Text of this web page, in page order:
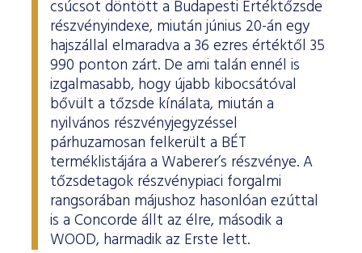
csúcsot döntött a Budapesti Értéktőzsde
részvényindexe, miután június 20-án egy
hajszállal elmaradva a 36 ezres értéktől 35
990 ponton zárt. De ami talán ennél is
izgalmasabb, hogy újabb kibocsátóval
bővült a tőzsde kínálata, miután a
nyilvános részvényjegyzéssel
párhuzamosan felkerült a BÉT
terméklistájára a Waberer’s részvénye. A
tőzsdetagok részvénypiaci forgalmi
rangsorában májushoz hasonlóan ezúttal
is a Concorde állt az élre, második a
WOOD, harmadik az Erste lett.